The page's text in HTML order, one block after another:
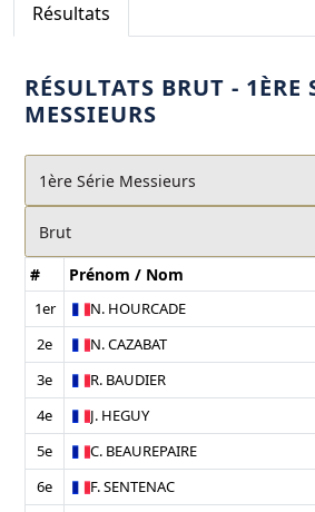
Résultats
RÉSULTATS BRUT - 1ÈRE
MESSIEURS
1ère Série Messieurs
Brut
# Prénom / Nom
1er N. HOURCADE
2e
N.CAZABAT
3e
R. BAUDIER
4e
J. HEGUY
5e
C. BEAUREPAIRE
6e
F.SENTENAC